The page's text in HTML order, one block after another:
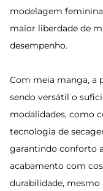
modelagem
maior liberdade de
desempenho.
Com meia manga, a
sendo versátil o
modalidades, como
tecnologia de
garantindo conforto
acabamento com
durabilidade, mesmo